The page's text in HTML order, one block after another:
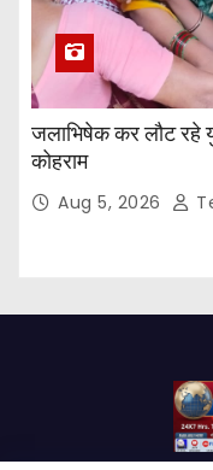
जलाभिषेक कर लौट रहे
कोहराम
Aug 5, 2026